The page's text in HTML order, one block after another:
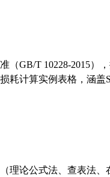
GB/T 10228-2015）
耗计算实例表格，涵盖
理论公式法、查表法、